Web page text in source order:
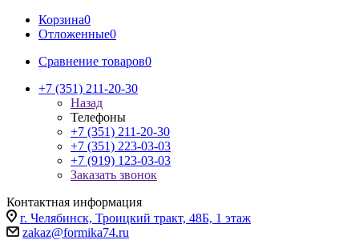
Корзина0
Отложенные0
Сравнение товаров0
+7 (351) 211-20-30
Назад
Телефоны
+7 (351) 211-20-30
+7 (351) 223-03-03
+7 (919) 123-03-03
Заказать звонок
Контактная информация
г. Челябинск, Троицкий тракт, 48Б, 1 этаж
zakaz@formika74.ru